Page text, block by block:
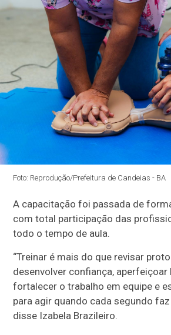
Foto: Reprodução/Prefeitura de Candeias - BA
A capacitação foi passada de
com total participação das
todo o tempo de aula.
“Treinar é mais do que revisar
desenvolver confiança, aperfeiçoar
fortalecer o trabalho em equipe e
para agir quando cada segundo faz
disse Izabela Brazileiro.